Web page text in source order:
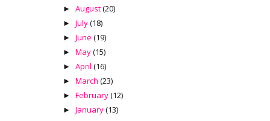
► August(20)
► July(18)
► June (19)
► May(15)
► April (16)
► March (23)
► February(12)
► January(13)